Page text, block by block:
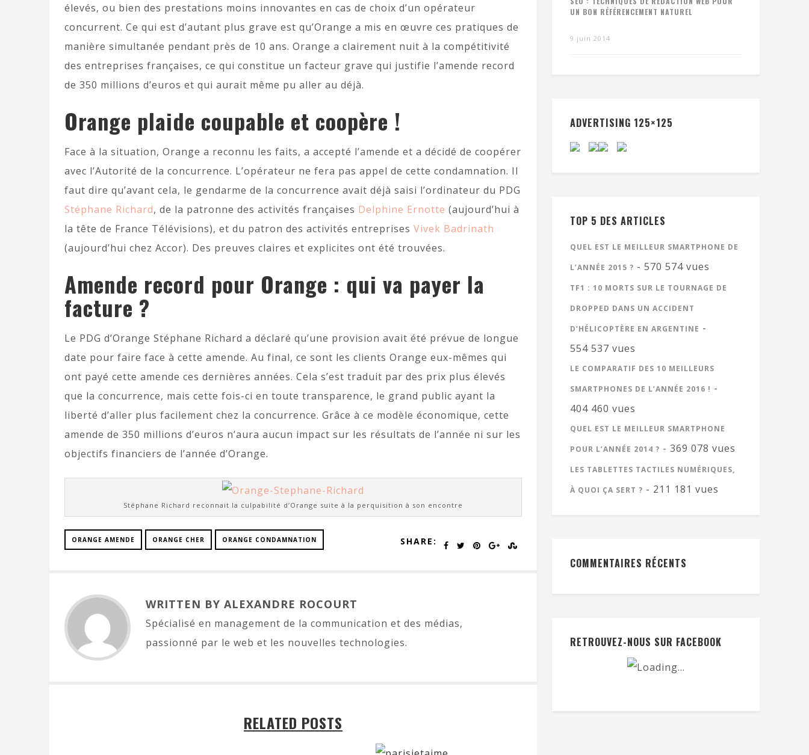
élevés, ou bien des prestations moins innovantes en cas de choix d’un opérateur
concurrent. Ce qui est d’autant plus grave est qu’Orange a mis en œuvre ces pratiques de
manière simultanée pendant près de 10 ans. Orange a clairement nuit à la compétitivité
des entreprises françaises, ce qui constitue un facteur grave qui justifie l’amende record
de 350 millions d’euros et qui aurait même pu aller au déjà.
Orange plaide coupable et coopère !
Face à la situation, Orange a reconnu les faits, a accepté l’amende et a décidé de coopérer
avec l’Autorité de la concurrence. L’opérateur ne fera pas appel de cette condamnation. Il
faut dire qu’avant cela, le gendarme de la concurrence avait déjà saisi l’ordinateur du PDG
Stéphane Richard, de la patronne des activités françaises Delphine Ernotte (aujourd’hui à
la tête de France Télévisions), et du patron des activités entreprises Vivek Badrinath
(aujourd’hui chez Accor). Des preuves claires et explicites ont été trouvées.
Amende record pour Orange : qui va payer la
facture ?
Le PDG d’Orange Stéphane Richard a déclaré qu’une provision avait été prévue de longue
date pour faire face à cette amende. Au final, ce sont les clients Orange eux-mêmes qui
ont payé cette amende ces dernières années. Cela s’est traduit par des prix plus élevés
que la concurrence, mais cette fois-ci en toute transparence, le grand public ayant la
liberté d’aller plus facilement chez la concurrence. Grâce à ce modèle économique, cette
amende de 350 millions d’euros n’aura aucun impact sur les résultats de l’année ni sur les
objectifs financiers de l’année d’Orange.
Stéphane Richard reconnait la culpabilité d’Orange suite à la perquisition à son encontre
ORANGE AMENDE ORANGE CHER ORANGE CONDAMNATION SHARE:
WRITTEN BY ALEXANDRE ROCOURT
Spécialisé en management de la communication et des médias,
passionné par le web et les nouvelles technologies.
RELATED POSTS
UN BON RÉFÉRENCEMENT NATUREL
9 juin 2014
ADVERTISING 125×125
TOP 5 DES ARTICLES
QUEL EST LE MEILLEUR SMARTPHONE DE
L’ANNÉE 2015 ? - 570 574 vues
TF1 : 10 MORTS SUR LE TOURNAGE DE
DROPPED DANS UN ACCIDENT
D’HÉLICOPTÈRE EN ARGENTINE -
554 537 vues
LE COMPARATIF DES 10 MEILLEURS
SMARTPHONES DE L’ANNÉE 2016 ! -
404 460 vues
QUEL EST LE MEILLEUR SMARTPHONE
POUR L’ANNÉE 2014 ? - 369 078 vues
LES TABLETTES TACTILES NUMÉRIQUES,
À QUOI ÇA SERT ? - 211 181 vues
COMMENTAIRES RÉCENTS
RETROUVEZ-NOUS SUR FACEBOOK